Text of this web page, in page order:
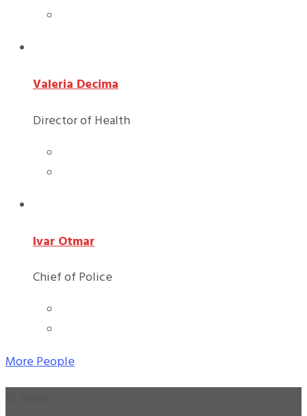
Valeria Decima
Director of Health
Ivar Otmar
Chief of Police
More People